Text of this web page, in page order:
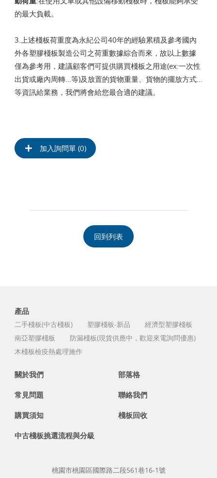
的最大負載。
3.上述棧板荷重度為永紀公司40年的經驗累積及參考國內
外各塑膠棧板製造公司之荷重數據綜合而來，故以上數據
僅為參考用，建議顧客們可提供購買棧板之用途(ex:一次性
出貨或廠內周轉…等)及放置的貨物重量、貨物的擺放方式…
等資訊給業務，我們將會給您最合適的建議。
加入詢問單 (0)
回到列表
產品
二手棧板(中古棧板) 塑膠棧板-新品
經濟型塑膠棧板
南亞塑膠棧板
防漏棧板(現貨供應中，歡迎來電詢問優惠)
木棧板檢疫熱處理施作
關於我們 部落格
常見問題 聯絡我們
購買須知 棧板回收
中古棧板挑選流程與分級
桃園市桃園區國際路二段561巷16-1號